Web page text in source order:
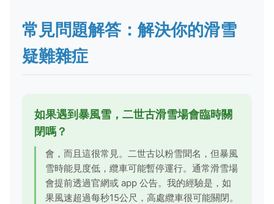
常見問題解答：解決你的滑雪
疑難雜症
如果遇到暴風雪，二世古滑雪場會臨時關
閉嗎？
會，而且這很常見。二世古以粉雪聞名，但暴風
雪時能見度低，纜車可能暫停運行。通常滑雪場
會提前透過官網或 app 公告。我的經驗是，如
果風速超過每秒15公尺，高處纜車很可能關閉。